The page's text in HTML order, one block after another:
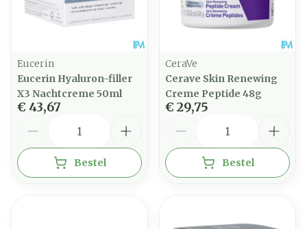
Eucerin
Eucerin Hyaluron-filler
X3 Nachtcreme 50ml
€ 43,67
Bestel
CeraVe
Cerave Skin Renewing
Creme Peptide 48g
€ 29,75
Bestel